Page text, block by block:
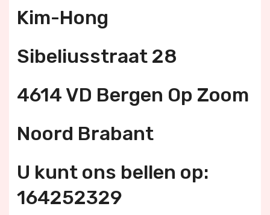
Kim-Hong
Sibeliusstraat 28
4614 VD Bergen Op Zoom
Noord Brabant
U kunt ons bellen op:
164252329